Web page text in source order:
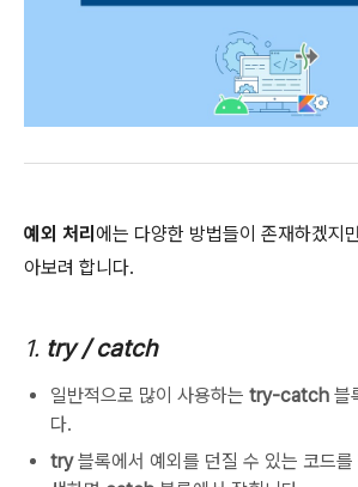
예외 처리 에는 다양한 방법들이 존재하겠지
아보려 합니다.
1. try / catch
일반적으로 많이 사용하는 try-catch 블
다.
try블록에서 예외를 던질 수 있는 코드